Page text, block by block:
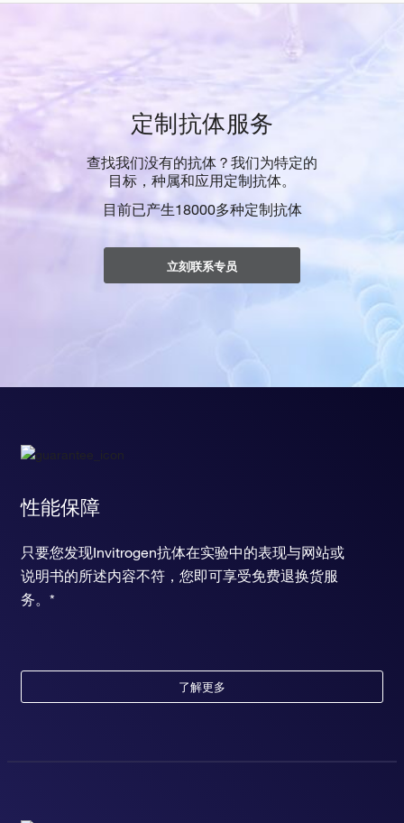
定制抗体服务
查找我们没有的抗体？我们为特定的
目标，种属和应用定制抗体。
目前已产生18000多种定制抗体
立刻联系专员
性能保障
只要您发现Invitrogen抗体在实验中的表现与网站或
说明书的所述内容不符，您即可享受免费退换货服
务。*
了解更多